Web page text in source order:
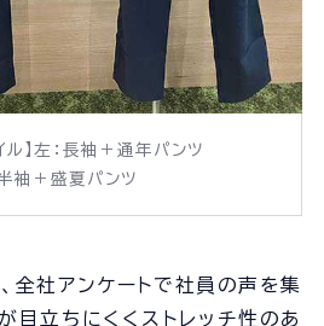
ル】左：長袖＋通年パンツ
袖＋盛夏パンツ
全社アンケートで社員の声を集
目立ちにくくストレッチ性のあ